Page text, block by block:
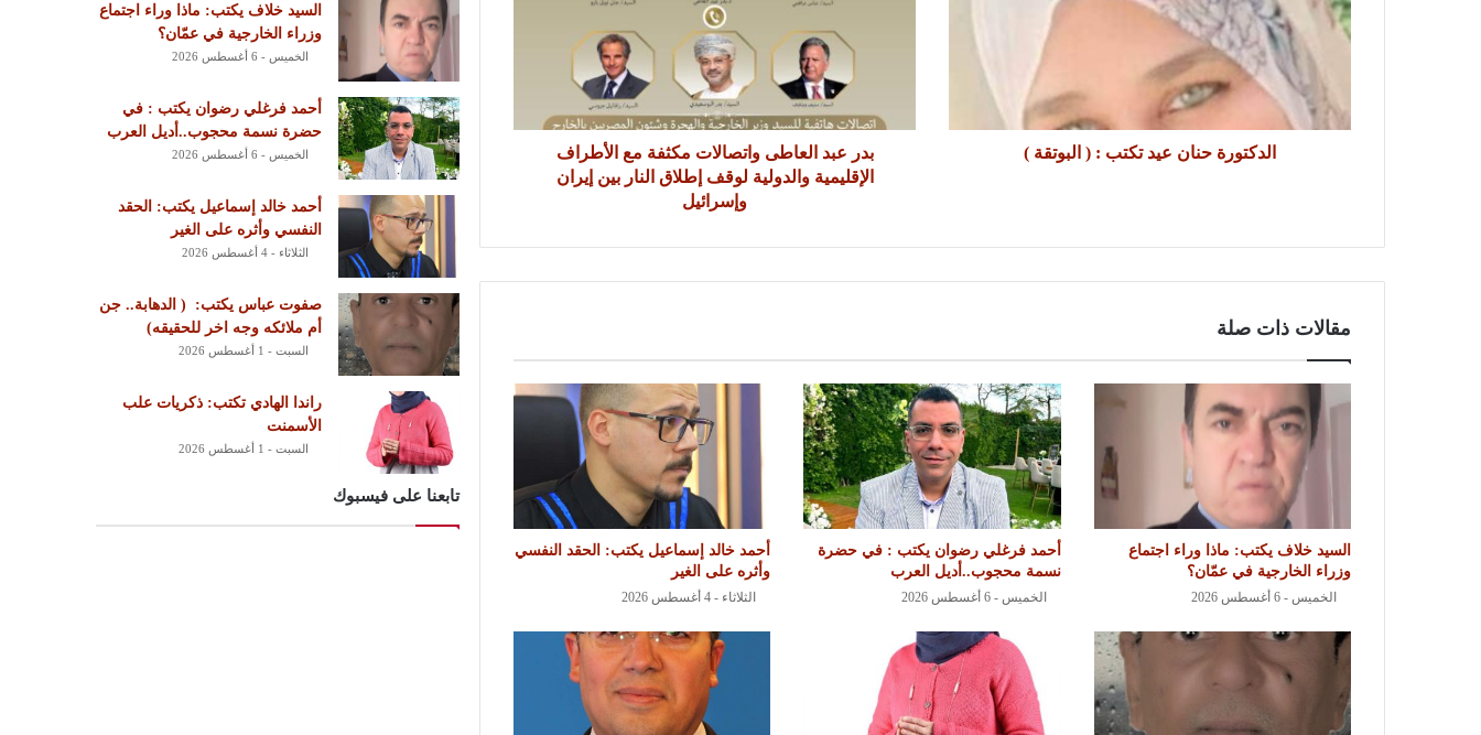
الدكتورة حنان عيد تكتب : ( البوتقة )
بدر عبد العاطى واتصالات مكثفة مع الأطراف
الإقليمية والدولية لوقف إطلاق النار بين إيران
وإسرائيل
مقالات ذات صلة
السيد خلاف يكتب: ماذا وراء اجتماع
وزراء الخارجية في عمّان؟
الخميس - 6 أغسطس 2026
أحمد فرغلي رضوان يكتب : في حضرة
نسمة محجوب..أديل العرب
الخميس - 6 أغسطس 2026
أحمد خالد إسماعيل يكتب: الحقد النفسي
وأثره على الغير
الثلاثاء - 4 أغسطس 2026
السيد خلاف يكتب: ماذا وراء اجتماع
وزراء الخارجية في عمّان؟
الخميس - 6 أغسطس 2026
أحمد فرغلي رضوان يكتب : في
حضرة نسمة محجوب..أديل العرب
الخميس - 6 أغسطس 2026
أحمد خالد إسماعيل يكتب: الحقد
النفسي وأثره على الغير
الثلاثاء - 4 أغسطس 2026
‏صفوت عباس يكتب: ‏ ‏( الدهابة.. جن
أم ملائكه وجه اخر للحقيقه)
السبت - 1 أغسطس 2026
راندا الهادي تكتب: ذكريات علب
الأسمنت
السبت - 1 أغسطس 2026
تابعنا على فيسبوك